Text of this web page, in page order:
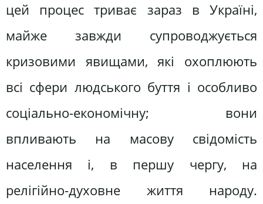
цей процес триває зараз в Україні,
майже завжди супроводжується
кризовими явищами, які охоплюють
всі сфери людського буття і особливо
соціально-економічну; вони
впливають на масову свідомість
населення і, в першу чергу, на
релігійно-духовне життя народу.